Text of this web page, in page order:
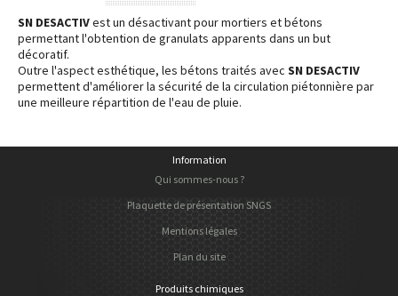
SN DESACTIVest un désactivant pour mortiers et bétons
permettant l'obtention de granulats apparents dans un but
décoratif.
Outre l'aspect esthétique, les bétons traités avec SN DESACTIV
permettent d'améliorer la sécurité de la circulation piétonnière par
une meilleure répartition de l'eau de pluie.
Information
Qui sommes-nous ?
Plaquette de présentation SNGS
Mentions légales
Plan du site
Produits chimiques